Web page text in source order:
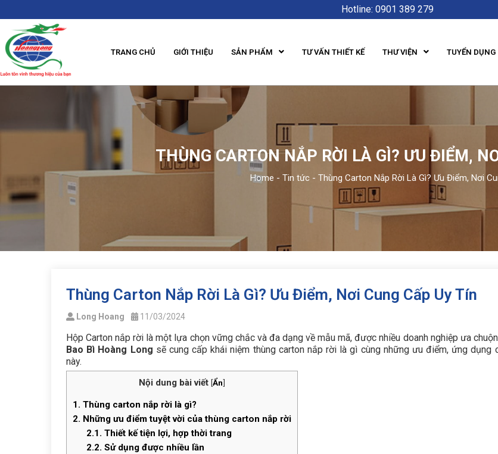
Hotline: 0901 389 279
TRANG CHỦ GIỚI THIỆU SẢN PHẨM TƯ VẤN THIẾT KẾ THƯ VIỆN TUYỂN DỤNG
THÙNG CARTON NẮP RỜI LÀ GÌ? ƯU ĐIỂM,
Home - Tin tức - Thùng Carton Nắp Rời Là Gì? Ưu Điểm, Nơi
Thùng Carton Nắp Rời Là Gì? Ưu Điểm, Nơi Cung Cấp Uy Tín
Long Hoang 11/03/2024
Hộp Carton nắp rời là một lựa chọn vững chắc và đa dạng về mẫu mã, được nhiều doanh nghiệp ưa
Bao Bì Hoàng Long sẽ cung cấp khái niệm thùng carton nắp rời là gì cùng những ưu điểm, ứng dụng
này.
Nội dung bài viết [Ẩn]
1. Thùng carton nắp rời là gì?
2. Những ưu điểm tuyệt vời của thùng carton nắp rời
2.1. Thiết kế tiện lợi, hợp thời trang
2.2. Sử dụng được nhiều lần